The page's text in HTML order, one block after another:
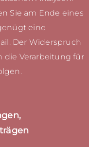
Sie am Ende eines
eine
Der Widerspruch
die Verarbeitung für